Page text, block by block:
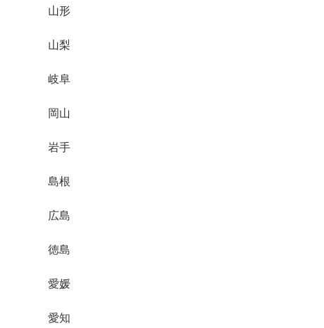
山形
山梨
岐阜
岡山
岩手
島根
広島
徳島
愛媛
愛知